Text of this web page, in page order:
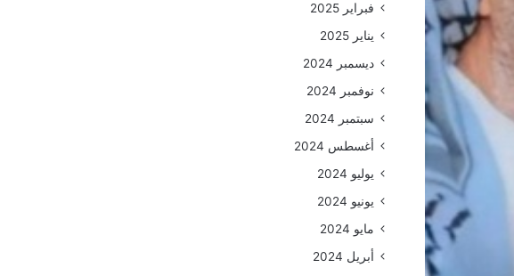
فبراير 2025
يناير 2025
ديسمبر 2024
نوفمبر 2024
سبتمبر 2024
أغسطس 2024
يوليو 2024
يونيو 2024
مايو 2024
أبريل 2024